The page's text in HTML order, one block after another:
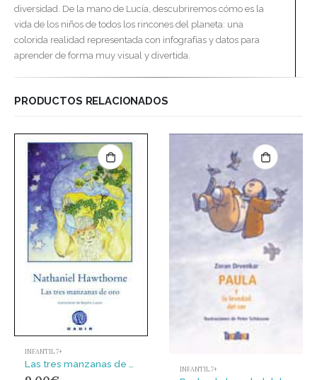
diversidad. De la mano de Lucía, descubriremos cómo es la
vida de los niños de todos los rincones del planeta: una
colorida realidad representada con infografías y datos para
aprender de forma muy visual y divertida.
PRODUCTOS RELACIONADOS
INFANTIL 7+
Las tres manzanas de oro INFANTIL 7+